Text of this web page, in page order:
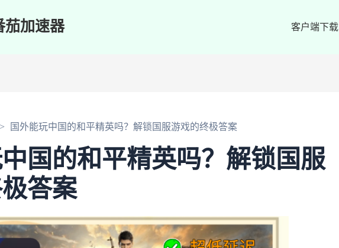
茄加速器 客户端下载
国外能玩中国的和平精英吗？解锁国服游戏的终极答案
国的和平精英吗？解锁国服
答案